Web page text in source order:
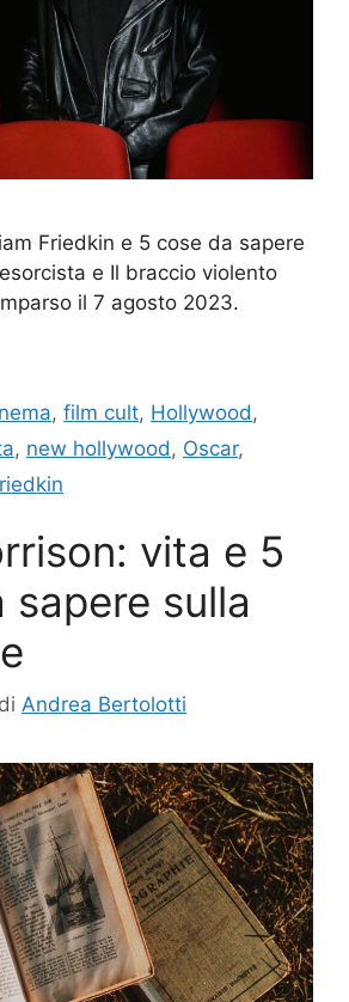
Friedkin e 5 cose da sapere
e Il braccio violento
il 7 agosto 2023.
,film cult, Hollywood ,
, new hollywood , Oscar,
vita e 5
sapere sulla
di Andrea Bertolotti